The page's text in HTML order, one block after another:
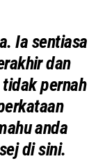
Ia sentiasa
dan
tidak pernah
anda
di sini.